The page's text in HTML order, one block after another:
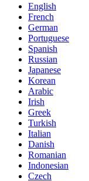
English
French
German
Portuguese
Spanish
Russian
Japanese
Korean
Arabic
Irish
Greek
Turkish
Italian
Danish
Romanian
Indonesian
Czech